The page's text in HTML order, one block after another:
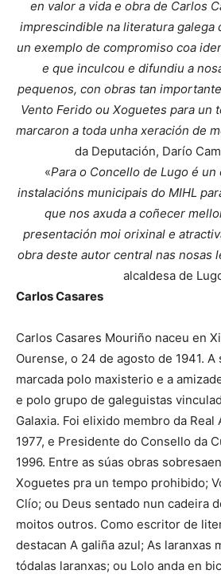
en valor a vida e obra de Carlos
imprescindible na literatura galega
un exemplo de compromiso coa
e que inculcou e difundiu a
pequenos, con obras tan
Vento Ferido ou Xoguetes para un
marcaron a toda unha xeración de
da Deputación, Darío
«Para o Concello de Lugo é
instalacións municipais do MIHL
que nos axuda a coñecer
presentación moi orixinal e
obra deste autor central nas nosas
alcaldesa de
Carlos Casares
Carlos Casares Mouriño naceu en
Ourense, o 24 de agosto de 1941. A
marcada polo maxisterio e a
e polo grupo de galeguistas
Galaxia. Foi elixido membro da Real
1977, e Presidente do Consello da
1996. Entre as súas obras
Xoguetes pra un tempo prohibido;
Clío; ou Deus sentado nun cadeira
moitos outros. Como escritor de
destacan A galiña azul; As laranxas
tódalas laranxas; ou Lolo anda en